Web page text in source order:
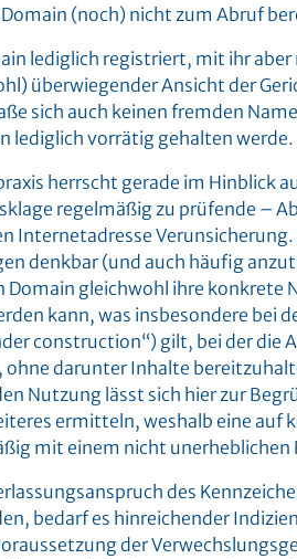
(noch) nicht zum Abruf
lediglich registriert, mit ihr
überwiegender Ansicht der
sich auch keinen fremden
lediglich vorrätig gehalten werde.
herrscht gerade im Hinblick
regelmäßig zu prüfende –
Internetadresse
denkbar (und auch häufig
Domain gleichwohl ihre
kann, was insbesondere bei
construction“) gilt, bei der
darunter Inhalte
Nutzung lässt sich hier zur
ermitteln, weshalb eine auf
mit einem nicht
des
bedarf es hinreichender
der